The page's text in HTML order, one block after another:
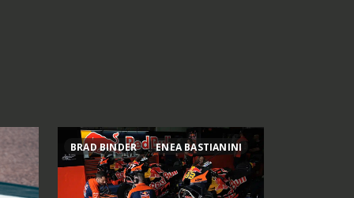
BRAD BINDER ENEA BASTIANINI